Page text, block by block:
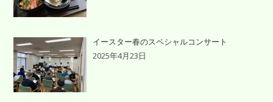
イースター春のスペシャルコンサート
2025年4月23日